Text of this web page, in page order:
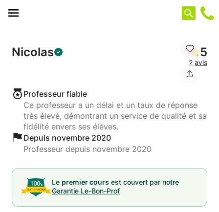
Nicolas 5
2 avis
Professeur fiable
Ce professeur a un délai et un taux de réponse
très élevé, démontrant un service de qualité et sa
fidélité envers ses élèves.
Depuis novembre 2020
Professeur depuis novembre 2020
Le premier cours est couvert par notre
Garantie Le-Bon-Prof